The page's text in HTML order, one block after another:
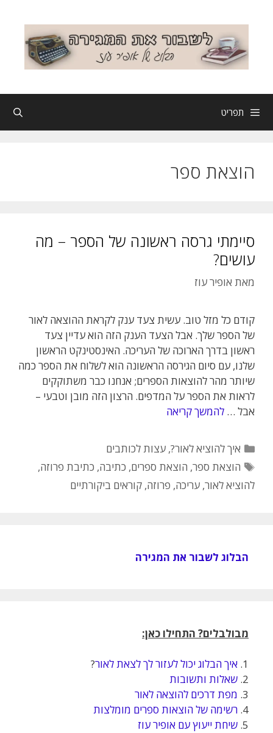
תפריט
הוצאת ספר
סיימתי גרסה ראשונה של הספר – מה
עושים?
מאת אופיר עוז
קודם כל מזל טוב. עשית צעד ענק לקראת ההוצאה לאור
של הספר שלך. אבל הצעד הענק הזה הוא עדיין צעד
ראשון בדרך הארוכה של העריכה. האינסטינקט הראשון
שלנו, עם סיום הגירסה הראשונה הוא לשלוח את הספר כמה
שיותר מהר להוצאות הספרים; אנחנו כבר משתוקקים
לראות את הספר על המדפים. הרצון הזה מובן וטבעי –
אבל … להמשך קריאה
קטגוריות
איך להוציא לאור?,עצות לכותבים
תגיות
הוצאת ספר, הוצאת ספרים, כתיבה, כתיבת פרוזה,
להוציא לאור, עריכה, פרוזה, קוראים ביקורתיים
הבלוג לשבור את המגירה
מבולבלים? התחילו כאן:
1. איך הבלוג יכול לעזור לך לצאת לאור?
2. שאלות ותשובות
3. מפת דרכים להוצאה לאור
4. רשימה של הוצאות ספרים מומלצות
5. שיחת ייעוץ עם אופיר עוז